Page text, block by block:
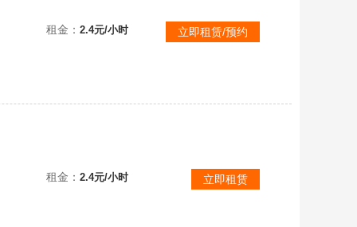
租金： 2.4元/小时 立即租赁/预约
租金： 2.4元/小时 立即租赁